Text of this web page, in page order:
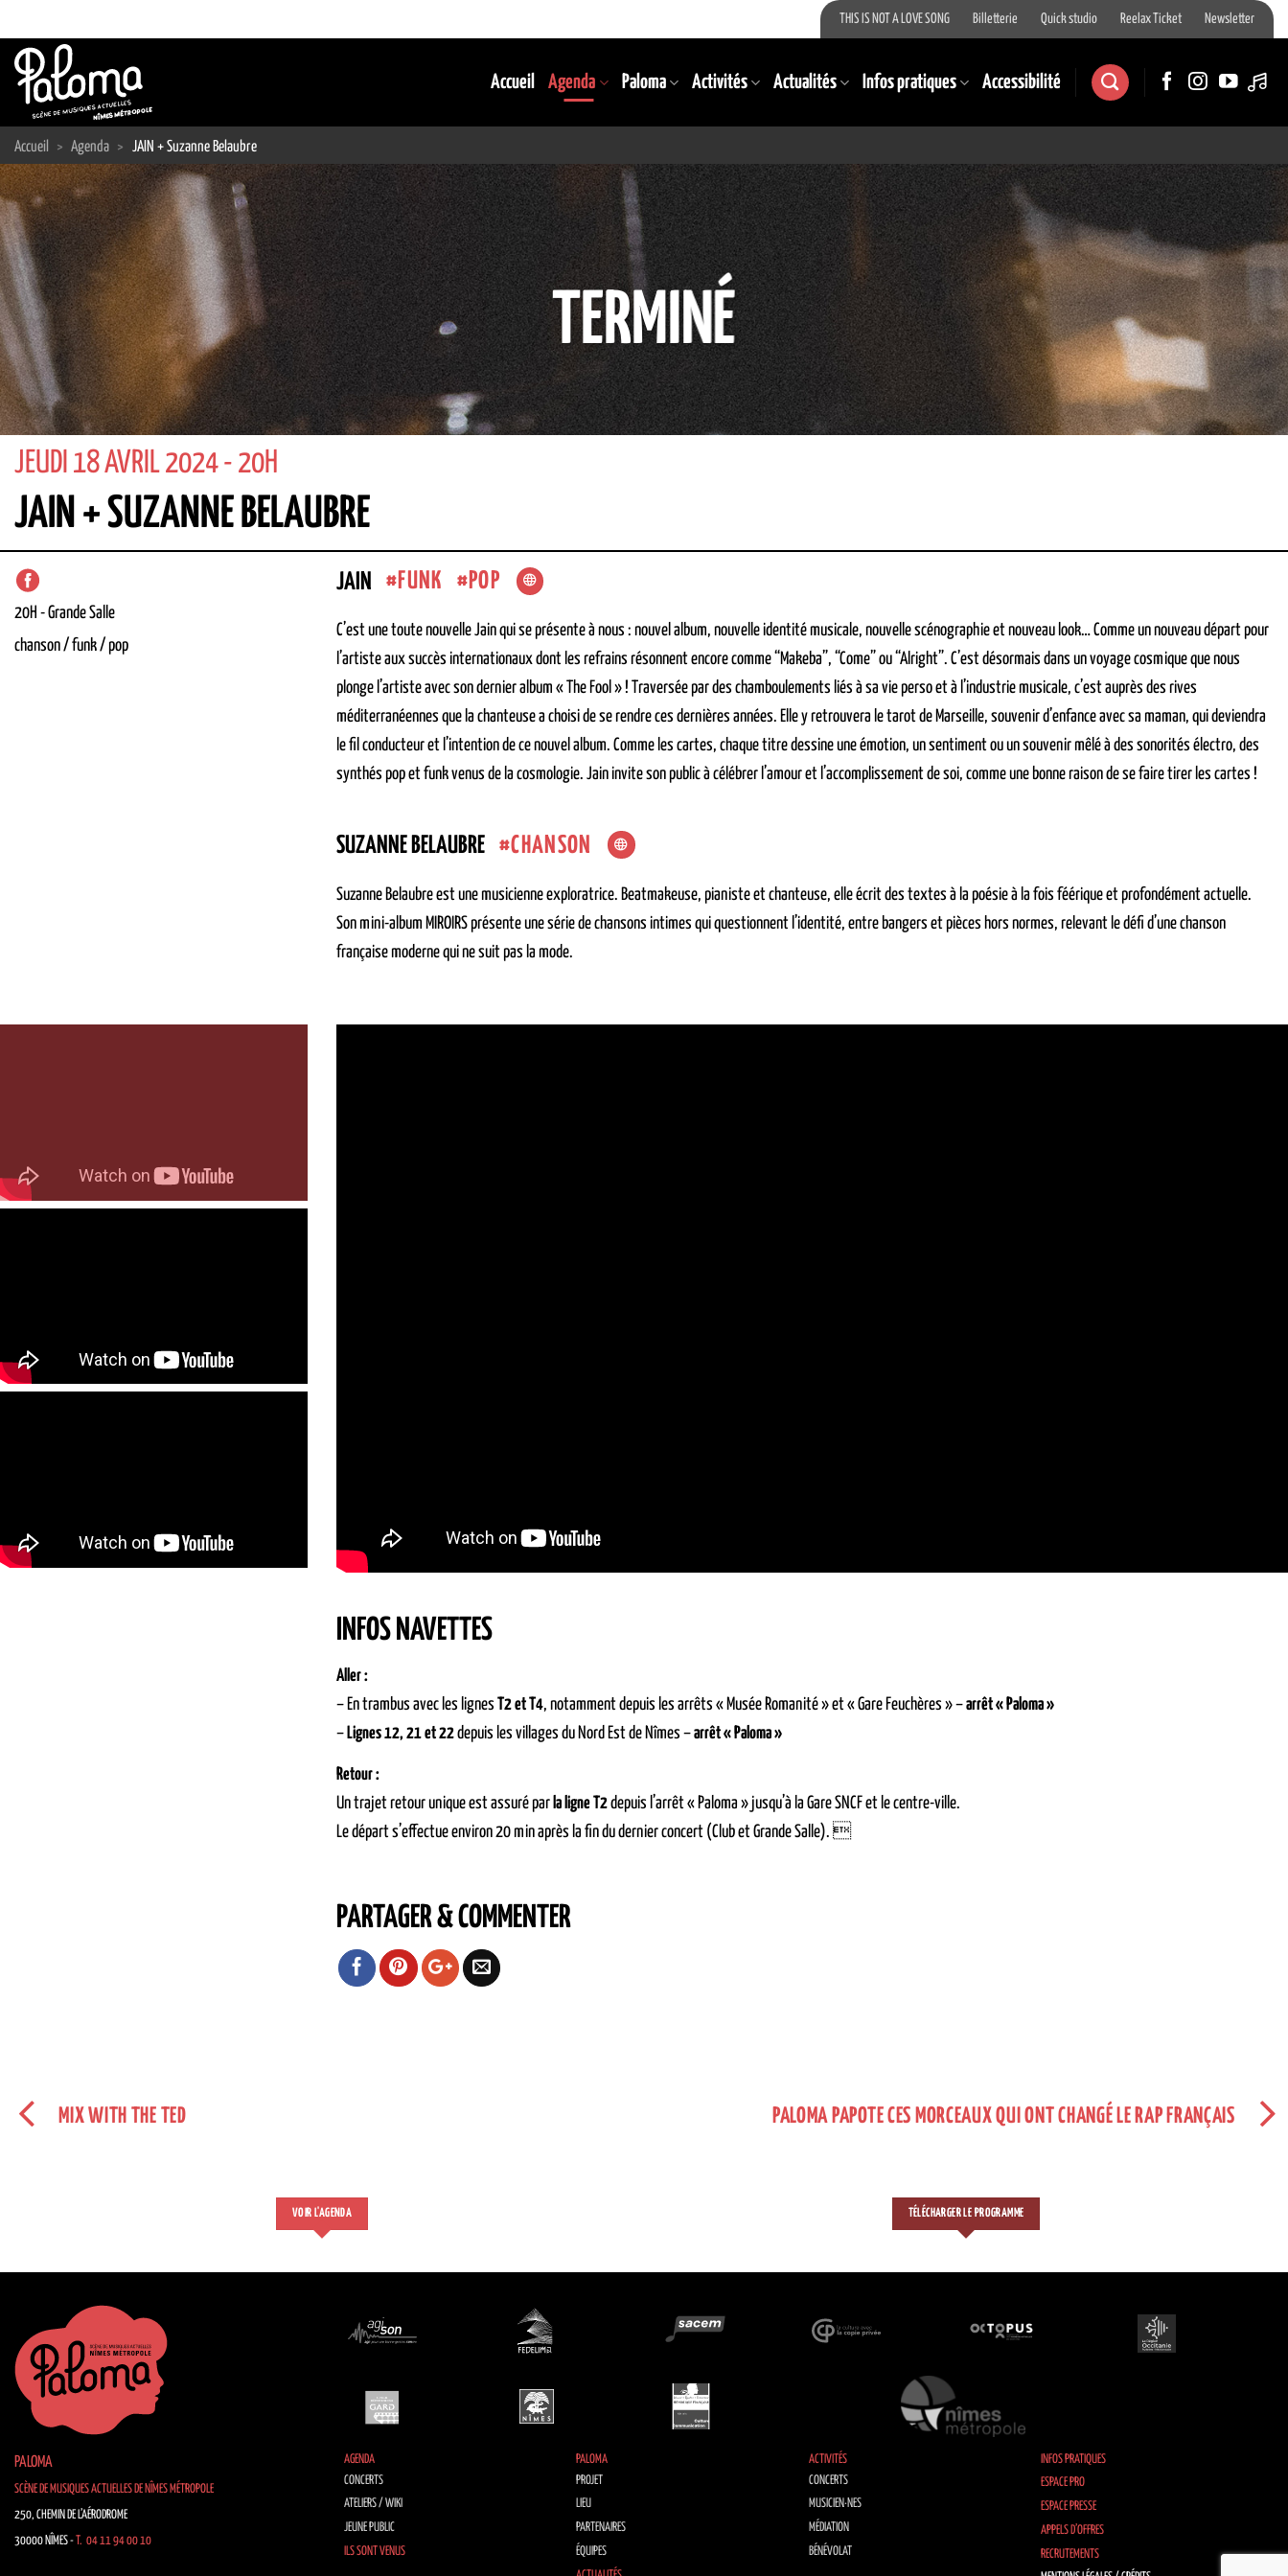
au
contenu
THIS IS NOT A LOVE SONG Billetterie Quick studio Reelax Ticket Newsletter
Accueil Agenda Paloma Activités Actualités Infos pratiques Accessibilité
Accueil > Agenda > JAIN + Suzanne Belaubre
TERMINÉ
JEUDI 18 AVRIL 2024 - 20H
JAIN + SUZANNE BELAUBRE
20H -Grande Salle
chanson / funk / pop
JAIN FUNK POP
C’est une toute nouvelle Jain qui se présente à nous : nouvel album, nouvelle identité musicale, nouvelle scénographie et nouveau look… Comme un nouveau départ pour
l’artiste aux succès internationaux dont les refrains résonnent encore comme “Makeba”, “Come” ou “Alright”. C’est désormais dans un voyage cosmique que nous
plonge l’artiste avec son dernier album « The Fool » ! Traversée par des chamboulements liés à sa vie perso et à l’industrie musicale, c’est auprès des rives
méditerranéennes que la chanteuse a choisi de se rendre ces dernières années. Elle y retrouvera le tarot de Marseille, souvenir d’enfance avec sa maman, qui deviendra
le fil conducteur et l’intention de ce nouvel album. Comme les cartes, chaque titre dessine une émotion, un sentiment ou un souvenir mêlé à des sonorités électro, des
synthés pop et funk venus de la cosmologie. Jain invite son public à célébrer l’amour et l’accomplissement de soi, comme une bonne raison de se faire tirer les cartes !
SUZANNE BELAUBRE CHANSON
Suzanne Belaubre est une musicienne exploratrice. Beatmakeuse, pianiste et chanteuse, elle écrit des textes à la poésie à la fois féérique et profondément actuelle.
Son mini-album MIROIRS présente une série de chansons intimes qui questionnent l’identité, entre bangers et pièces hors normes, relevant le défi d’une chanson
française moderne qui ne suit pas la mode.
INFOS NAVETTES
Aller :
– En trambus avec les lignes T2 et T4, notamment depuis les arrêts « Musée Romanité » et « Gare Feuchères » –arrêt « Paloma »
– Lignes 12, 21 et 22depuis les villages du Nord Est de Nîmes –arrêt « Paloma »
Retour :
Un trajet retour unique est assuré par la ligne T2depuis l’arrêt « Paloma » jusqu’à la Gare SNCF et le centre-ville.
Le départ s’effectue environ 20 min après la fin du dernier concert (Club et Grande Salle). 
PARTAGER & COMMENTER
MIX WITH THE TED PALOMA PAPOTE CES MORCEAUX QUI ONT CHANGÉ LE RAP FRANÇAIS
VOIR L'AGENDA TÉLÉCHARGER LE PROGRAMME
PALOMA
SCÈNE DE MUSIQUES ACTUELLES DE NÎMES MÉTROPOLE
250, CHEMIN DE L’AÉRODROME
30000 NÎMES -T. 04 11 94 00 10
AGENDA
CONCERTS
ATELIERS / WIKI
JEUNE PUBLIC
ILS SONT VENUS
PALOMA
PROJET
LIEU
PARTENAIRES
ÉQUIPES
ACTIVITÉS
CONCERTS
MUSICIEN·NES
MÉDIATION
BÉNÉVOLAT
INFOS PRATIQUES
ESPACE PRO
ESPACE PRESSE
APPELS D’OFFRES
RECRUTEMENTS